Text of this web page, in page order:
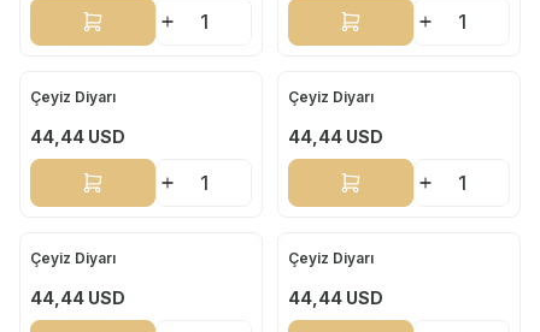
Sepete Ekle Sepete Ekle
Yeni
Çeyiz Diyarı
44,44 USD
Sepete Ekle
Yeni
Çeyiz Diyarı
44,44 USD
Sepete Ekle
Yeni
Çeyiz Diyarı
44,44 USD
Yeni
Çeyiz Diyarı
44,44 USD